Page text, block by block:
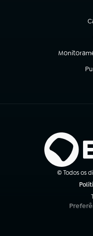
(abre em
© Todos os